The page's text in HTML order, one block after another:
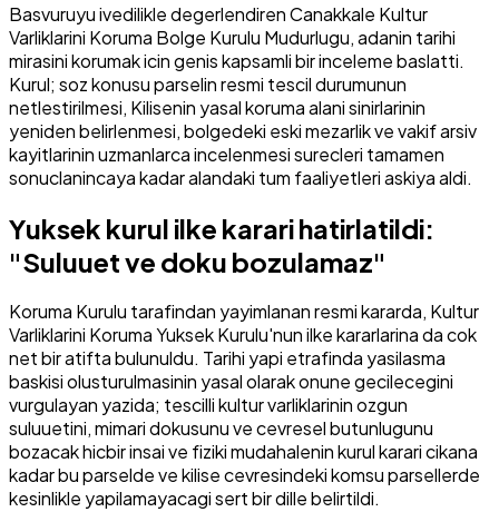
Basvuruyu ivedilikle degerlendiren Canakkale Kultur
Varliklarini Koruma Bolge Kurulu Mudurlugu, adanin tarihi
mirasini korumak icin genis kapsamli bir inceleme baslatti.
Kurul; soz konusu parselin resmi tescil durumunun
netlestirilmesi, Kilisenin yasal koruma alani sinirlarinin
yeniden belirlenmesi, bolgedeki eski mezarlik ve vakif arsiv
kayitlarinin uzmanlarca incelenmesi surecleri tamamen
sonuclanincaya kadar alandaki tum faaliyetleri askiya aldi.
Yuksek kurul ilke karari hatirlatildi:
"Suluuet ve doku bozulamaz"
Koruma Kurulu tarafindan yayimlanan resmi kararda, Kultur
Varliklarini Koruma Yuksek Kurulu'nun ilke kararlarina da cok
net bir atifta bulunuldu. Tarihi yapi etrafinda yasilasma
baskisi olusturulmasinin yasal olarak onune gecilecegini
vurgulayan yazida; tescilli kultur varliklarinin ozgun
suluuetini, mimari dokusunu ve cevresel butunlugunu
bozacak hicbir insai ve fiziki mudahalenin kurul karari cikana
kadar bu parselde ve kilise cevresindeki komsu parsellerde
kesinlikle yapilamayacagi sert bir dille belirtildi.